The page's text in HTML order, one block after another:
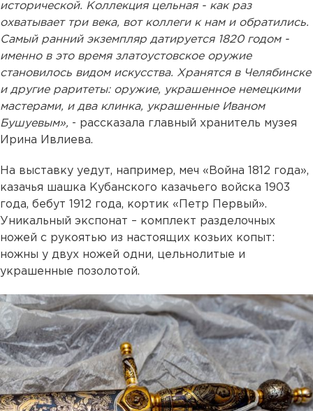
исторической. Коллекция цельная - как раз
охватывает три века, вот коллеги к нам и обратились.
Самый ранний экземпляр датируется 1820 годом -
именно в это время златоустовское оружие
становилось видом искусства. Хранятся в Челябинске
и другие раритеты: оружие, украшенное немецкими
мастерами, и два клинка, украшенные Иваном
Бушуевым», - рассказала главный хранитель музея
Ирина Ивлиева.
На выставку уедут, например, меч «Война 1812 года»,
казачья шашка Кубанского казачьего войска 1903
года, бебут 1912 года, кортик «Петр Первый».
Уникальный экспонат – комплект разделочных
ножей с рукоятью из настоящих козьих копыт:
ножны у двух ножей одни, цельнолитые и
украшенные позолотой.